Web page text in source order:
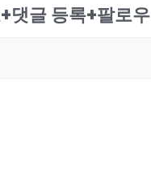
댓글 등록+팔로우